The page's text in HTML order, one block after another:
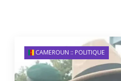
CAMEROUN :: POLITIQUE